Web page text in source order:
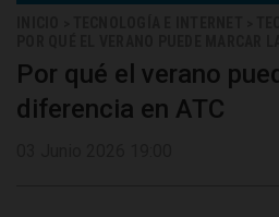
Por qué el verano
diferencia en ATC